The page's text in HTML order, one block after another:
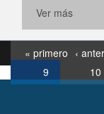
Ver más
« primero ‹
9
10